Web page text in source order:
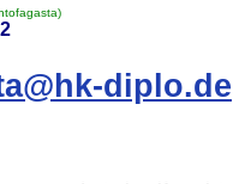
diplo.de